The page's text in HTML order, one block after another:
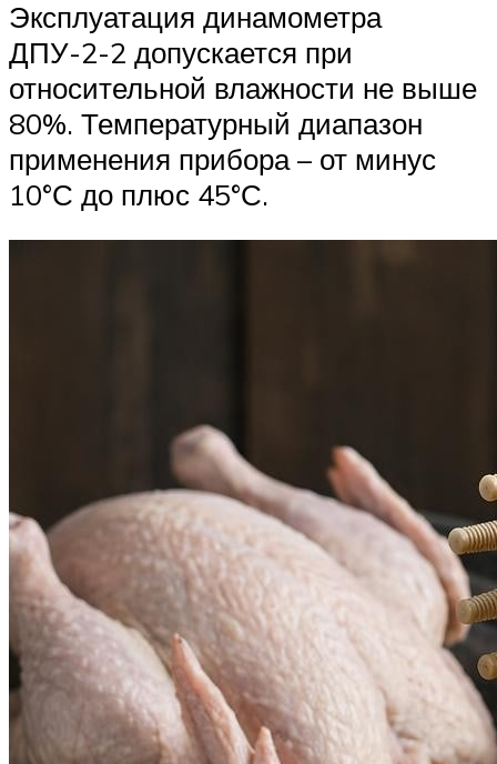
Эксплуатация динамометра
ДПУ-2-2 допускается при
относительной влажности не выше
80%. Температурный диапазон
применения прибора – от минус
10°С до плюс 45°С.